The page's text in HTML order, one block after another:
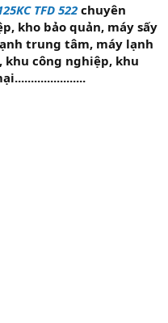
TFD 522 chuyên
kho bảo quản, máy sấy
trung tâm, máy lạnh
công nghiệp, khu